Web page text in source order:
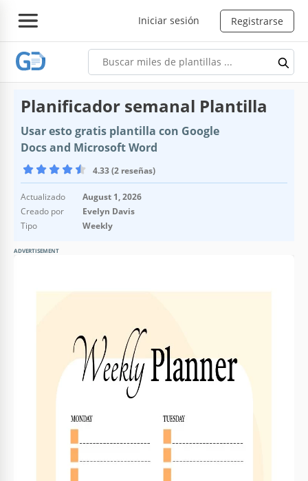
Iniciar sesión Registrarse
Planificador semanal Plantilla
Usar esto gratis plantilla con Google
Docs and Microsoft Word
4.33 (2 reseñas)
Actualizado
August 1, 2026
Creado por
Evelyn Davis
Tipo
Weekly
ADVERTISEMENT